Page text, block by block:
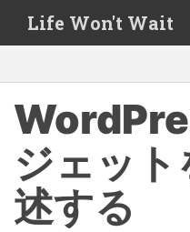
p
Life Won't Wait
ジェッ
述する